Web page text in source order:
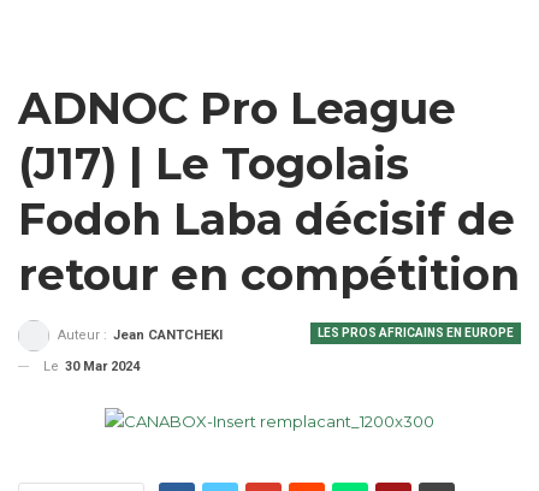
ADNOC Pro League
(J17) | Le Togolais
Fodoh Laba décisif de
retour en compétition
LES PROS AFRICAINS EN EUROPE
Auteur : Jean CANTCHEKI
Le 30 Mar 2024